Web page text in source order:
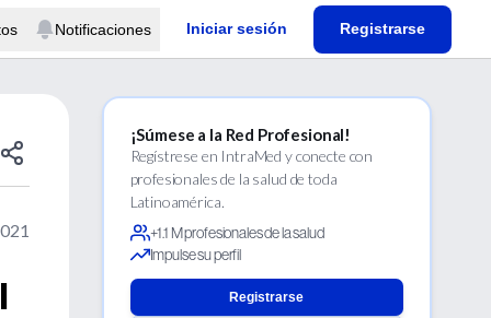
Notificaciones Iniciar sesión Registrarse
¡Súmese a la Red Profesional!
Regístrese en IntraMed y conecte con
profesionales de la salud de toda
Latinoamérica.
+1.1 M profesionales de la salud
Impulse su perfil
Registrarse